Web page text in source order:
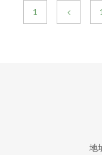
1 1
地